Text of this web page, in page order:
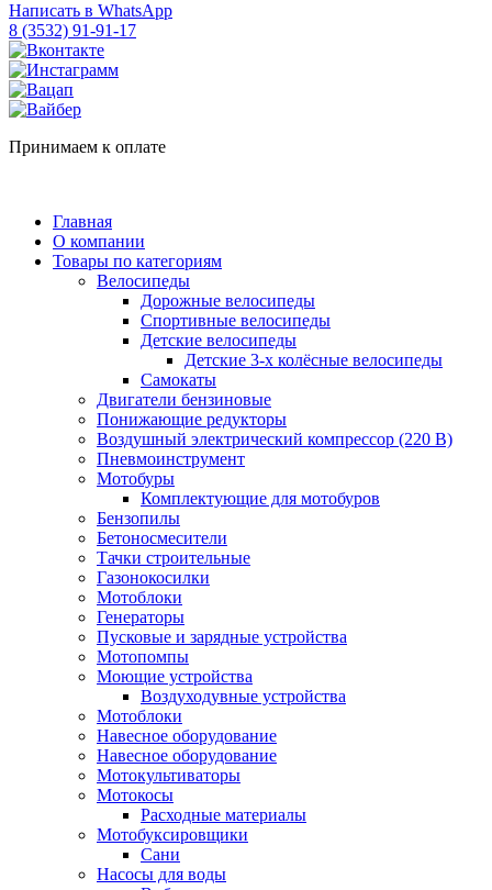
Написать в WhatsApp
8 (3532) 91-91-17
Принимаем к оплате
Главная
О компании
Товары по категориям
Велосипеды
Дорожные велосипеды
Спортивные велосипеды
Детские велосипеды
Детские 3-х колёсные велосипеды
Самокаты
Двигатели бензиновые
Понижающие редукторы
Воздушный электрический компрессор (220 В)
Пневмоинструмент
Мотобуры
Комплектующие для мотобуров
Бензопилы
Бетоносмесители
Тачки строительные
Газонокосилки
Мотоблоки
Генераторы
Пусковые и зарядные устройства
Мотопомпы
Моющие устройства
Воздуходувные устройства
Мотоблоки
Навесное оборудование
Навесное оборудование
Мотокультиваторы
Мотокосы
Расходные материалы
Мотобуксировщики
Сани
Насосы для воды